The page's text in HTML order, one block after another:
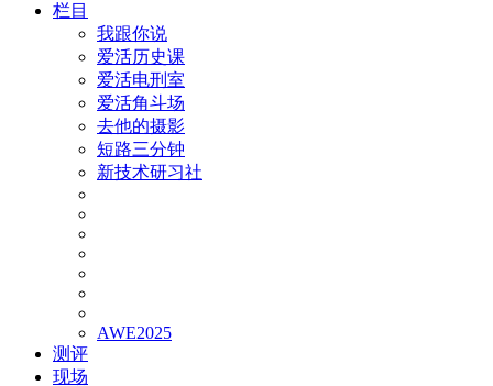
栏目
我跟你说
爱活历史课
爱活电刑室
爱活角斗场
去他的摄影
短路三分钟
新技术研习社
AWE2025
测评
现场